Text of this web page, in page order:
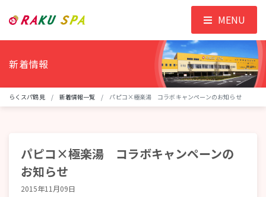
新着情報
らくスパ鶴見 新着情報一覧 パピコ×極楽湯 コラボキャンペーンのお知らせ
パピコ×極楽湯 コラボキャンペーンの
お知らせ
2015年11月09日
MENU